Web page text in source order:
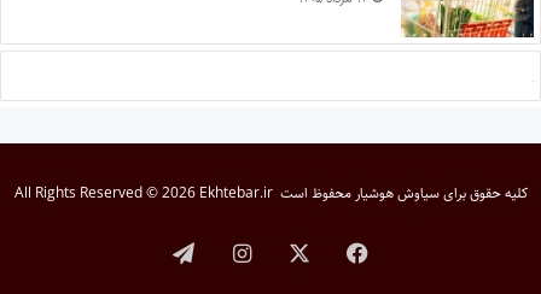
کلیه حقوق برایسیاوش هوشیار محفوظ است All Rights Reserved © 2026 Ekhtebar.ir